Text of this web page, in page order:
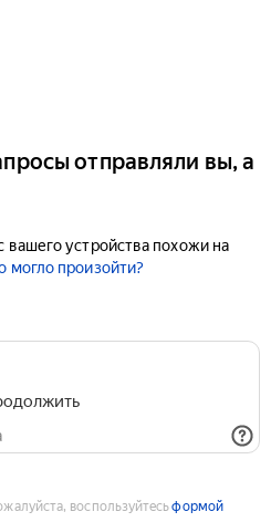
отправляли вы, а
вашего устройства похожи на
могло произойти?
воспользуйтесьформой